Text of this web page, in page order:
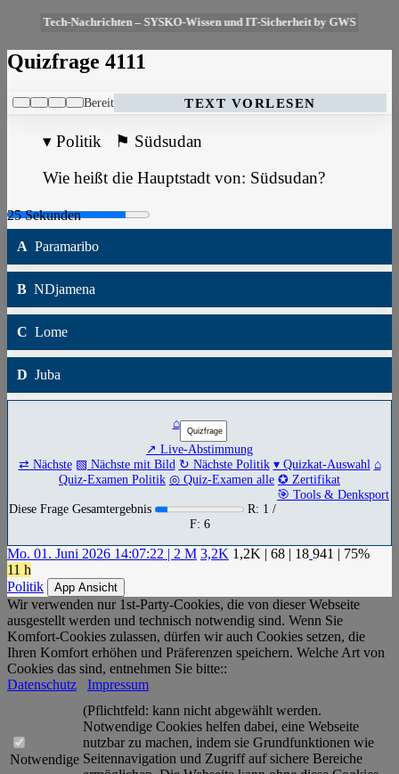
Tech-Nachrichten – SYSKO-Wissen und IT-Sicherheit by GWS
Quizfrage 4111
Bereit TEXT VORLESEN
▾ Politik ⚑ Südsudan
Wie heißt die Hauptstadt von: Südsudan?
A Paramaribo
B NDjamena
C Lome
D Juba
⌂
↗ Live-Abstimmung
⇄ Nächste ▧ Nächste mit Bild ↻ Nächste Politik ▾ Quizkat-Auswahl ⌂
Quiz-Examen Politik ◎ Quiz-Examen alle ✪ Zertifikat
🎯 Tools & Denksport
Diese Frage Gesamtergebnis
R: 1 /
F: 6
Mo. 01. Juni 2026 14:07:22 | 2 M 3,2K 1,2K | 68 | 18 941 | 75%
11 h
Politik
App Ansicht
Wir verwenden nur 1st-Party-Cookies, die von dieser Webseite
ausgestellt werden und technisch notwendig sind. Wenn Sie
Komfort-Cookies zulassen, dürfen wir auch Cookies setzen, die
Ihren Komfort erhöhen und Präferenzen speichern. Welche Art von
Cookies das sind, entnehmen Sie bitte::
Datenschutz
Impressum
Notwendige
(Pflichtfeld: kann nicht abgewählt werden.
Notwendige Cookies helfen dabei, eine Webseite
nutzbar zu machen, indem sie Grundfunktionen wie
Seitennavigation und Zugriff auf sichere Bereiche